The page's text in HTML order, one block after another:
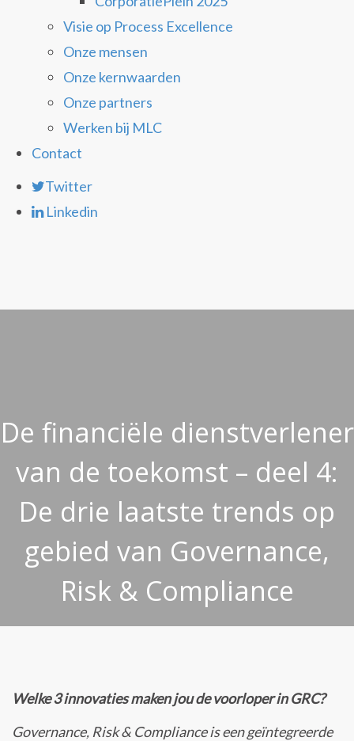
Visie op Process Excellence
Onze mensen
Onze kernwaarden
Onze partners
Werken bij MLC
Contact
Twitter
Linkedin
De financiële dienstverlener
van de toekomst – deel 4:
De drie laatste trends op
gebied van Governance,
Risk & Compliance
Welke 3 innovaties maken jou de voorloper in GRC?
Governance, Risk & Compliance is een geïntegreerde